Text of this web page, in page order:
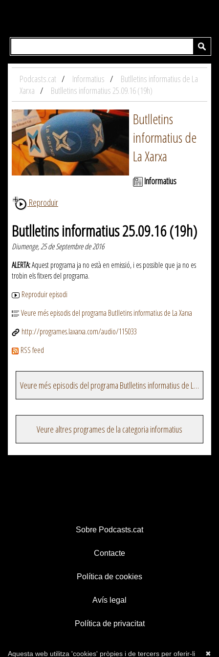
Podcasts.cat Informatius
Butlletins informatius de La
Xarxa
Butlletins informatius 25.09.16 (19h)
Butlletins
informatius de
La Xarxa
Informatius
Reproduir
Butlletins informatius 25.09.16 (19h)
Diumenge, 25 de Septembre de 2016
ALERTA:Aquest programa ja no està en emissió, i es possible que ja no es
trobin els fitxers del programa.
Reproduir episodi
Veure més episodis del programa Butlletins informatius de La Xarxa
http://programes.laxarxa.com/audio/115033
RSS feed
Veure més episodis del programa Butlletins informatius de La Xarxa
Veure altres programes de la categoria informatius
Sobre Podcasts.cat
Contacte
Política de cookies
Avís legal
Política de privacitat
✖
Aquesta web utilitza 'cookies' pròpies i de tercers per oferir-li